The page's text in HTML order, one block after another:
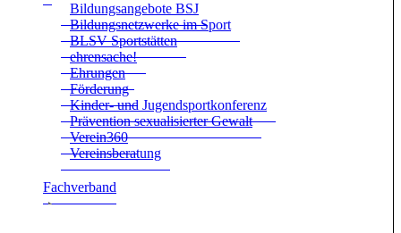
Bil­dungs­an­ge­bote BSJ
Bil­dungs­netz­werke im Sport
BLSV Sport­stät­ten
ehren­sa­che!
Ehrun­gen
För­de­rung
Kin­der- und Jugend­sport­kon­fe­renz
Prä­ven­tion sexua­li­sier­ter Gewalt
Verein360
Ver­eins­be­ra­tung
Fach­ver­band